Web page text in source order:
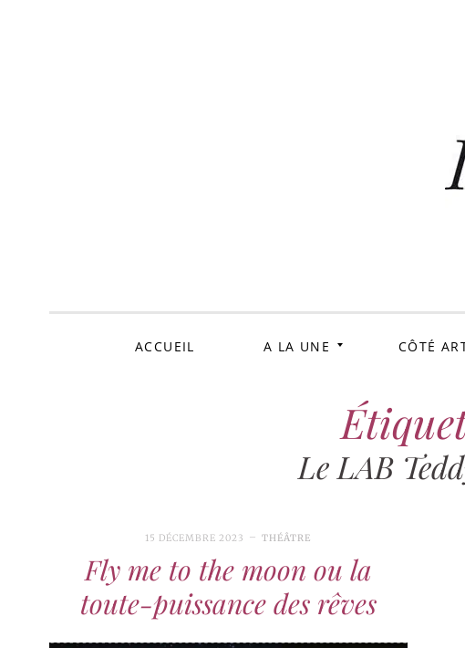
ACCUEIL A LA UNE CÔTÉ
Le LAB
15 DÉCEMBRE 2023 THÉÂTRE
Fly me to the moon ou la
toute-puissance des rêves